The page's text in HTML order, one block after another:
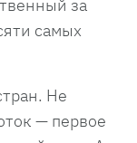
за
самых
Не
— первое